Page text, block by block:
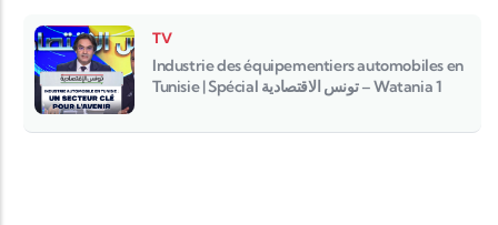
TV
Industrie des équipementiers automobiles en
Tunisie | Spécial تونس الاقتصادية – Watania 1